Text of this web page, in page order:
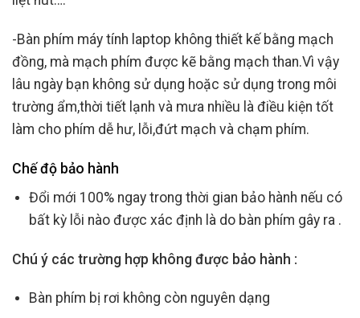
-Bàn phím máy tính laptop không thiết kế bằng mạch
đồng, mà mạch phím được kẽ bằng mạch than.Vì vậy
lâu ngày bạn không sử dụng hoặc sử dụng trong môi
trường ẩm,thời tiết lạnh và mưa nhiều là điều kiện tốt
làm cho phím dễ hư, lỗi,đứt mạch và chạm phím.
Chế độ bảo hành
Đổi mới 100% ngay trong thời gian bảo hành nếu có
bất kỳ lỗi nào được xác định là do bàn phím gây ra .
Chú ý các trường hợp không được bảo hành :
Bàn phím bị rơi không còn nguyên dạng